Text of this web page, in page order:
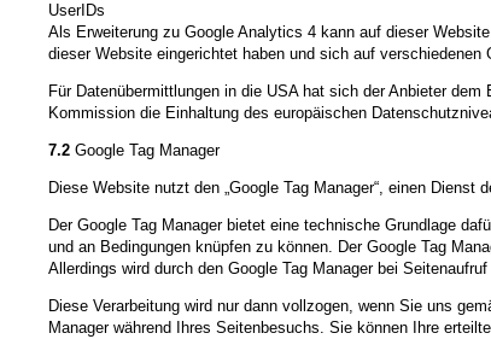
UserIDs
Als Erweiterung zu Google Analytics 4 kann auf dieser
dieser Website eingerichtet haben und sich auf
Für Datenübermittlungen in die USA hat sich der Anbieter
Kommission die Einhaltung des europäischen
7.2 Google Tag Manager
Diese Website nutzt den „Google Tag Manager“, einen
Der Google Tag Manager bietet eine technische Grundlage
und an Bedingungen knüpfen zu können. Der Google Tag
Allerdings wird durch den Google Tag Manager bei
Diese Verarbeitung wird nur dann vollzogen, wenn Sie uns
Manager während Ihres Seitenbesuchs. Sie können Ihre